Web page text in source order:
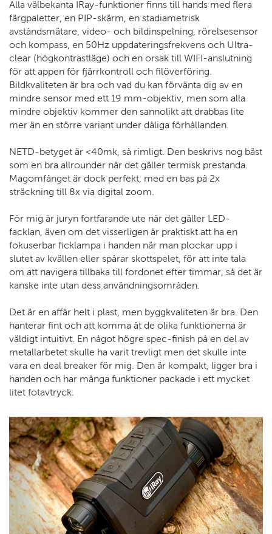
Alla välbekanta IRay-funktioner finns till hands med flera
färgpaletter, en PIP-skärm, en stadiametrisk
avståndsmätare, video- och bildinspelning, rörelsesensor
och kompass, en 50Hz uppdateringsfrekvens och Ultra-
clear (högkontrastläge) och en orsak till WIFI-anslutning
för att appen för fjärrkontroll och filöverföring.
Bildkvaliteten är bra och vad du kan förvänta dig av en
mindre sensor med ett 19 mm-objektiv, men som alla
mindre objektiv kommer den sannolikt att drabbas lite
mer än en större variant under dåliga förhållanden.
NETD-betyget är <40mk, så rimligt. Den beskrivs nog bäst
som en bra allrounder när det gäller termisk prestanda.
Magomfånget är dock perfekt, med en bas på 2x
sträckning till 8x via digital zoom.
För mig är juryn fortfarande ute när det gäller LED-
facklan, även om det visserligen är praktiskt att ha en
fokuserbar ficklampa i handen när man plockar upp i
slutet av kvällen eller spårar skottspelet, för att inte tala
om att navigera tillbaka till fordonet efter timmar, så det är
kanske inte utan dess användningsområden.
Det är en affär helt i plast, men byggkvaliteten är bra. Den
hanterar fint och att komma åt de olika funktionerna är
väldigt intuitivt. En något högre spec-finish på en del av
metallarbetet skulle ha varit trevligt men det skulle inte
vara en deal breaker för mig. Den är kompakt, ligger bra i
handen och har många funktioner packade i ett mycket
litet fotavtryck.